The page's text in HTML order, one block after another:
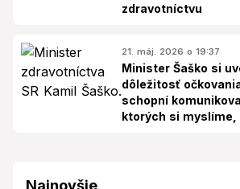
zdravotníctvu
21. máj. 2026 o 19:37
Minister Šaško si
dôležitosť
schopní
ktorých si myslíme,
Najnovšie